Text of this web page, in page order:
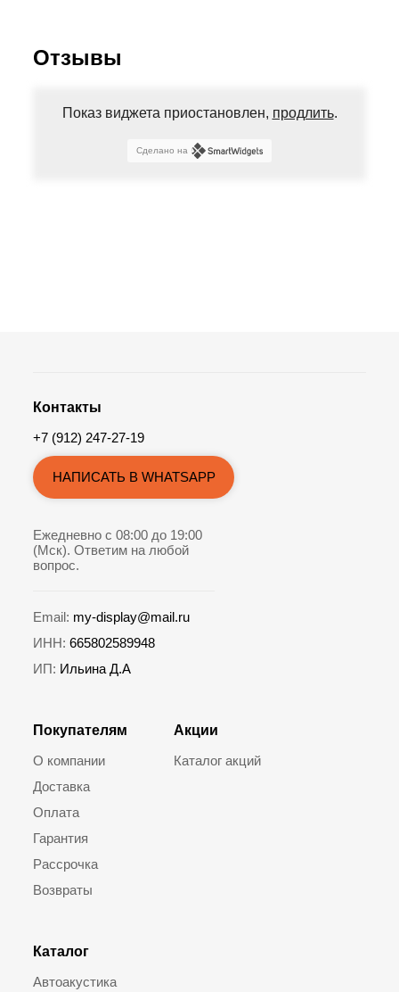
Отзывы
Показ виджета приостановлен, продлить.
Сделано на
Покупателям
О компании
Доставка
Оплата
Гарантия
Рассрочка
Возвраты
Каталог
Автоакустика
Акции
Каталог акций
Контакты
+7 (912) 247-27-19
НАПИСАТЬ В WHATSAPP
Ежедневно с 08:00 до 19:00
(Мск). Ответим на любой
вопрос.
Email: my-display@mail.ru
ИНН: 665802589948
ИП: Ильина Д.А